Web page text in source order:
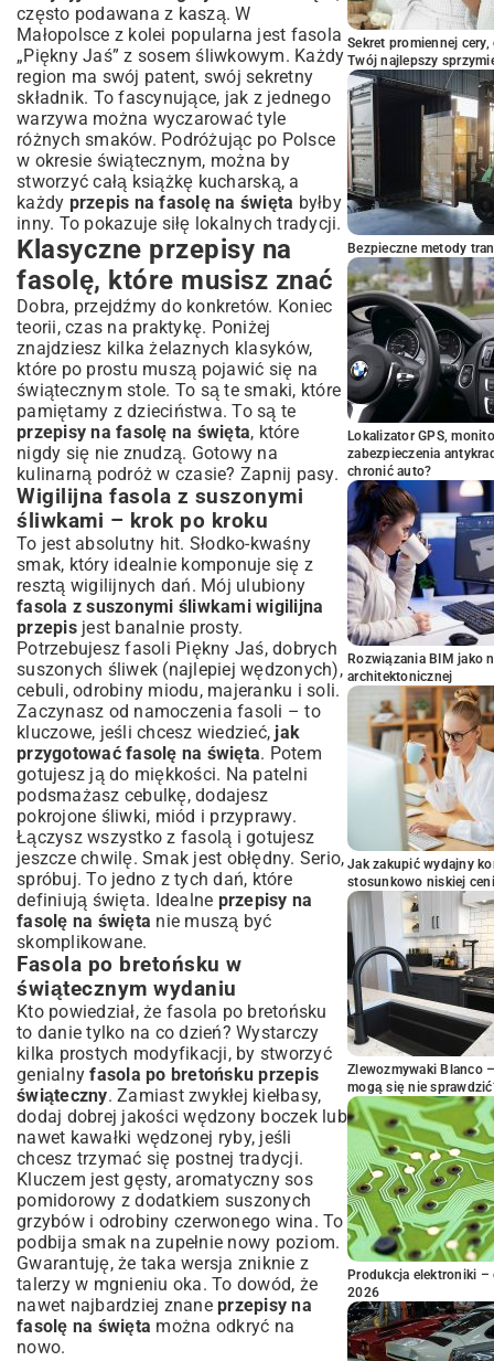
często podawana z kaszą. W
Małopolsce z kolei popularna jest fasola
„Piękny Jaś” z sosem śliwkowym. Każdy
region ma swój patent, swój sekretny
składnik. To fascynujące, jak z jednego
warzywa można wyczarować tyle
różnych smaków. Podróżując po Polsce
w okresie świątecznym, można by
stworzyć całą książkę kucharską, a
każdy przepis na fasolę na święta byłby
inny. To pokazuje siłę lokalnych tradycji.
Klasyczne przepisy na
fasolę, które musisz znać
Dobra, przejdźmy do konkretów. Koniec
teorii, czas na praktykę. Poniżej
znajdziesz kilka żelaznych klasyków,
które po prostu muszą pojawić się na
świątecznym stole. To są te smaki, które
pamiętamy z dzieciństwa. To są te
przepisy na fasolę na święta, które
nigdy się nie znudzą. Gotowy na
kulinarną podróż w czasie? Zapnij pasy.
Wigilijna fasola z suszonymi
śliwkami – krok po kroku
To jest absolutny hit. Słodko-kwaśny
smak, który idealnie komponuje się z
resztą wigilijnych dań. Mój ulubiony
fasola z suszonymi śliwkami wigilijna
przepisjest banalnie prosty.
Potrzebujesz fasoli Piękny Jaś, dobrych
suszonych śliwek (najlepiej wędzonych),
cebuli, odrobiny miodu, majeranku i soli.
Zaczynasz od namoczenia fasoli – to
kluczowe, jeśli chcesz wiedzieć, jak
przygotować fasolę na święta. Potem
gotujesz ją do miękkości. Na patelni
podsmażasz cebulkę, dodajesz
pokrojone śliwki, miód i przyprawy.
Łączysz wszystko z fasolą i gotujesz
jeszcze chwilę. Smak jest obłędny. Serio,
spróbuj. To jedno z tych dań, które
definiują święta. Idealne przepisy na
fasolę na święta nie muszą być
skomplikowane.
Fasola po bretońsku w
świątecznym wydaniu
Kto powiedział, że fasola po bretońsku
to danie tylko na co dzień? Wystarczy
kilka prostych modyfikacji, by stworzyć
genialnyfasola po bretońsku przepis
świąteczny. Zamiast zwykłej kiełbasy,
dodaj dobrej jakości wędzony boczek lub
nawet kawałki wędzonej ryby, jeśli
chcesz trzymać się postnej tradycji.
Kluczem jest gęsty, aromatyczny sos
pomidorowy z dodatkiem suszonych
grzybów i odrobiny czerwonego wina. To
podbija smak na zupełnie nowy poziom.
Gwarantuję, że taka wersja zniknie z
talerzy w mgnieniu oka. To dowód, że
nawet najbardziej znane przepisy na
fasolę na święta można odkryć na
nowo.
Sekret promiennej
Twój najlepszy
Bezpieczne metody
Lokalizator GPS,
zabezpieczenia
chronić auto?
Rozwiązania BIM jako
architektonicznej
Jak zakupić wydajny
stosunkowo niskiej
Zlewozmywaki Blanco
mogą się nie
Produkcja elektroniki –
2026